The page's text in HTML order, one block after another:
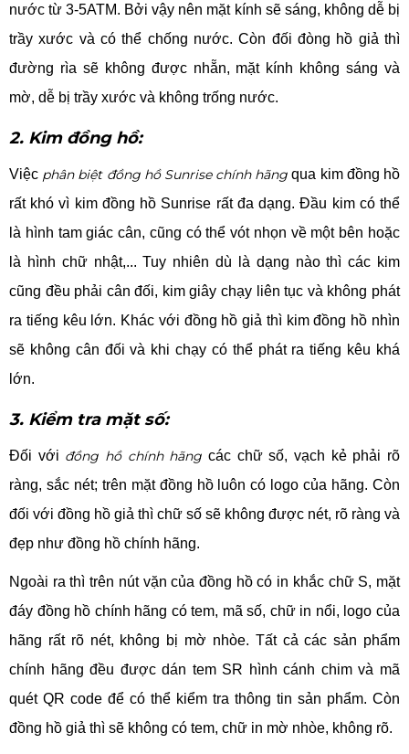
nước từ 3-5ATM. Bởi vậy nên mặt kính sẽ sáng, không dễ bị
trầy xước và có thể chống nước. Còn đối đòng hồ giả thì
đường rìa sẽ không được nhẵn, mặt kính không sáng và
mờ, dễ bị trầy xước và không trống nước.
2. Kim đồng hồ:
Việc phân biệt đồng hồ Sunrise chính hãng qua kim đồng hồ
rất khó vì kim đồng hồ Sunrise rất đa dạng. Đầu kim có thể
là hình tam giác cân, cũng có thể vót nhọn về một bên hoặc
là hình chữ nhật,... Tuy nhiên dù là dạng nào thì các kim
cũng đều phải cân đối, kim giây chạy liên tục và không phát
ra tiếng kêu lớn. Khác với đồng hồ giả thì kim đồng hồ nhìn
sẽ không cân đối và khi chạy có thể phát ra tiếng kêu khá
lớn.
3. Kiểm tra mặt số:
Đối với đồng hồ chính hãng các chữ số, vạch kẻ phải rõ
ràng, sắc nét; trên mặt đồng hồ luôn có logo của hãng. Còn
đối với đồng hồ giả thì chữ số sẽ không được nét, rõ ràng và
đẹp như đồng hồ chính hãng.
Ngoài ra thì trên nút vặn của đồng hồ có in khắc chữ S, mặt
đáy đồng hồ chính hãng có tem, mã số, chữ in nổi, logo của
hãng rất rõ nét, không bị mờ nhòe. Tất cả các sản phẩm
chính hãng đều được dán tem SR hình cánh chim và mã
quét QR code để có thể kiểm tra thông tin sản phẩm. Còn
đồng hồ giả thì sẽ không có tem, chữ in mờ nhòe, không rõ.